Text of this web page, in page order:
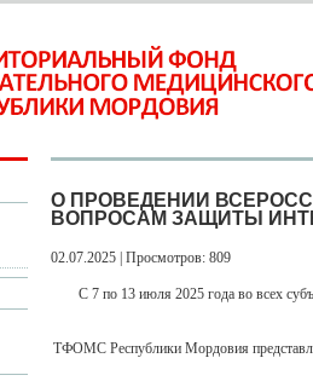
О ПРОВЕДЕНИИ
ВОПРОСАМ ЗАЩИТЫ
02.07.2025 | Просмотров: 809
С 7 по 13 июля 2025 года во всех
ТФОМС Республики Мордовия